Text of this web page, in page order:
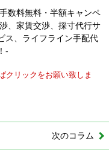
数料無料・半額キャンペ
、家賃交渉、採寸代行サ
ス、ライフライン手配代
-
クリックをお願い致しま
次のコラム